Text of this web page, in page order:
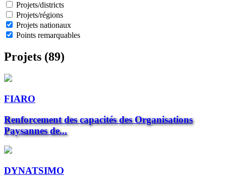
Projets/districts
Projets/régions
Projets nationaux
Points remarquables
Projets (89)
FIARO
Renforcement des capacités des Organisations
Paysannes de...
DYNATSIMO